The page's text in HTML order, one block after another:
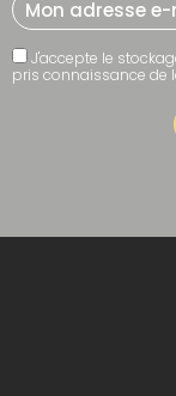
J'accepte le
pris connaissance de